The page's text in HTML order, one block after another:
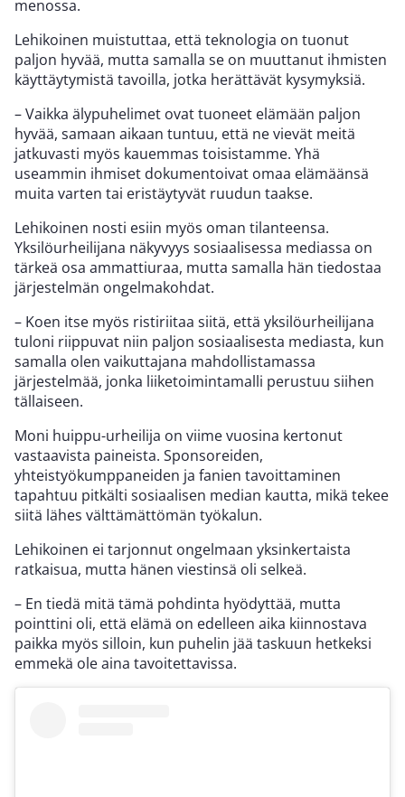
menossa.
Lehikoinen muistuttaa, että teknologia on tuonut
paljon hyvää, mutta samalla se on muuttanut ihmisten
käyttäytymistä tavoilla, jotka herättävät kysymyksiä.
– Vaikka älypuhelimet ovat tuoneet elämään paljon
hyvää, samaan aikaan tuntuu, että ne vievät meitä
jatkuvasti myös kauemmas toisistamme. Yhä
useammin ihmiset dokumentoivat omaa elämäänsä
muita varten tai eristäytyvät ruudun taakse.
Lehikoinen nosti esiin myös oman tilanteensa.
Yksilöurheilijana näkyvyys sosiaalisessa mediassa on
tärkeä osa ammattiuraa, mutta samalla hän tiedostaa
järjestelmän ongelmakohdat.
– Koen itse myös ristiriitaa siitä, että yksilöurheilijana
tuloni riippuvat niin paljon sosiaalisesta mediasta, kun
samalla olen vaikuttajana mahdollistamassa
järjestelmää, jonka liiketoimintamalli perustuu siihen
tällaiseen.
Moni huippu-urheilija on viime vuosina kertonut
vastaavista paineista. Sponsoreiden,
yhteistyökumppaneiden ja fanien tavoittaminen
tapahtuu pitkälti sosiaalisen median kautta, mikä tekee
siitä lähes välttämättömän työkalun.
Lehikoinen ei tarjonnut ongelmaan yksinkertaista
ratkaisua, mutta hänen viestinsä oli selkeä.
– En tiedä mitä tämä pohdinta hyödyttää, mutta
pointtini oli, että elämä on edelleen aika kiinnostava
paikka myös silloin, kun puhelin jää taskuun hetkeksi
emmekä ole aina tavoitettavissa.